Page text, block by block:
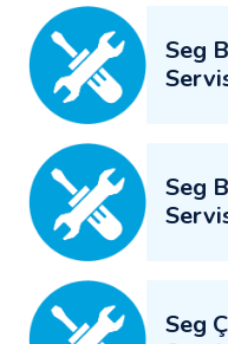
Seg
Seg
Seg